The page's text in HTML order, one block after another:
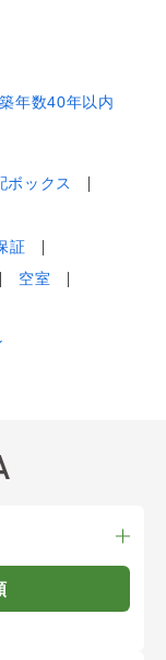
築年数40年以内
ボックス
証
空室